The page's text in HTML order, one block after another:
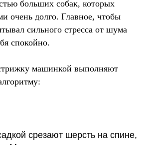
больших собак, которых
очень долго. Главное, чтобы
сильного стресса от шума
спокойно.
машинкой выполняют
срезают шерсть на спине,